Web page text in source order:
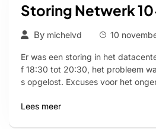
Storing Netwerk
By michelvd 10
Er was een storing in het
f 18:30 tot 20:30, het probleem
s opgelost. Excuses voor het
Lees meer